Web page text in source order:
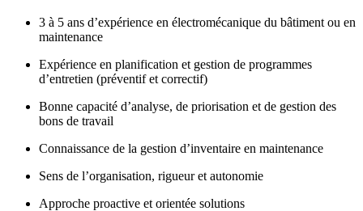
3 à 5 ans d’expérience en électromécanique du bâtiment ou en
maintenance
Expérience en planification et gestion de programmes
d’entretien (préventif et correctif)
Bonne capacité d’analyse, de priorisation et de gestion des
bons de travail
Connaissance de la gestion d’inventaire en maintenance
Sens de l’organisation, rigueur et autonomie
Approche proactive et orientée solutions